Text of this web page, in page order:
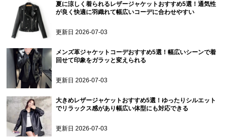
夏に涼しく着られるレザージャケットおすすめ5選！通気性
が良く快適に羽織れて幅広いコーデに合わせやすい
更新日2026-07-03
メンズ革ジャケットコーデおすすめ5選！幅広いシーンで着
回せて印象をガラッと変えられる
更新日2026-07-03
大きめレザージャケットおすすめ5選！ゆったりシルエット
でリラックス感があり幅広い体型にも対応できる
更新日2026-07-03